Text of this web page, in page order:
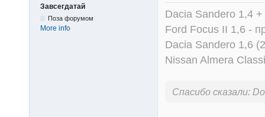
Завсегдатай
Поза форумом
More info
Dacia Sandero 1,4
Ford Focus II 1,6 -
Dacia Sandero 1,6
Nissan Almera
Спасибо сказали: